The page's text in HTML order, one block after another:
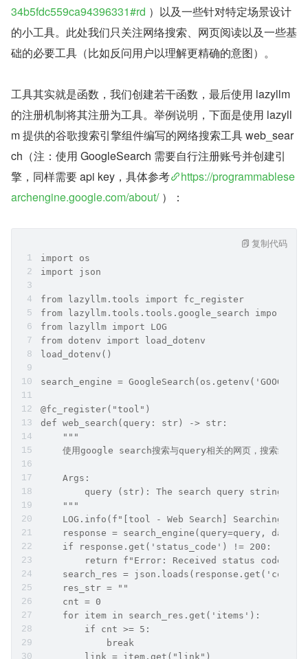
34b5fdc559ca94396331#rd ）以及一些针对特定场景设计
的小工具。此处我们只关注网络搜索、网页阅读以及一些基
础的必要工具（比如反问用户以理解更精确的意图）。
工具其实就是函数，我们创建若干函数，最后使用 lazyllm
的注册机制将其注册为工具。举例说明，下面是使用 lazyll
m 提供的谷歌搜索引擎组件编写的网络搜索工具 web_sear
ch（注：使用 GoogleSearch 需要自行注册账号并创建引
擎，同样需要 api key，具体参考
https://programmablese
archengine.google.com/about/ ）：
import os
import json
from lazyllm.tools import fc_register
from lazyllm.tools.tools.google_search import
from lazyllm import LOG
from dotenv import load_dotenv
load_dotenv()
search_engine =
@fc_register("tool")
def web_search(query: str) -> str:
    """
使用google search搜索与query相关的网页，搜索结果包
    Args:
        query (str): The search query string.
    """
LOG.info(f"[tool - Web Search] Searching
response = search_engine(query=query,
    if response.get('status_code') != 200:
return f"Error: Received status code
search_res =
    res_str = ""
    cnt = 0
    for item in search_res.get('items'):
        if cnt >= 5:
            break
        link = item.get("link")
复制代码